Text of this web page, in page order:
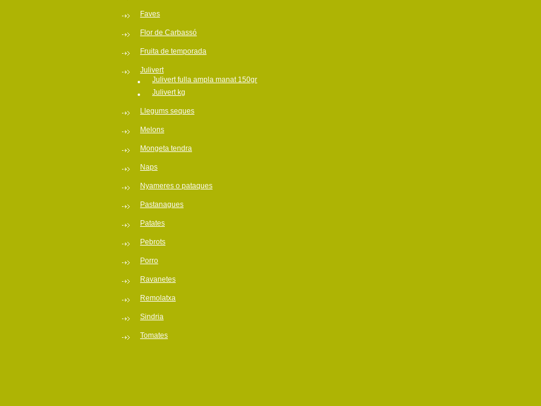
Faves
Flor de Carbassó
Fruita de temporada
Julivert
Julivert fulla ampla manat 150gr
Julivert kg
Llegums seques
Melons
Mongeta tendra
Naps
Nyameres o pataques
Pastanagues
Patates
Pebrots
Porro
Ravanetes
Remolatxa
Sindria
Tomates